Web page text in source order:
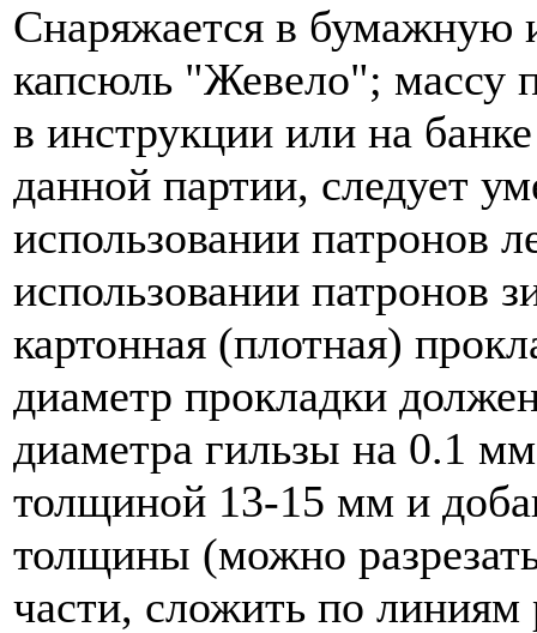
Снаряжается в бумажную
капсюль "Жевело"; массу
в инструкции или на
данной партии, следует
использовании патронов
использовании патронов
картонная (плотная)
диаметр прокладки
диаметра гильзы на 0.1
толщиной 13-15 мм и
толщины (можно
части, сложить по линиям